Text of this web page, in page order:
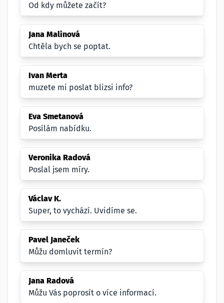
Od kdy můžete začít?
Jana Malinová
Chtěla bych se poptat.
Ivan Merta
muzete mi poslat blizsi info?
Eva Smetanová
Posílám nabídku.
Veronika Radová
Poslal jsem míry.
Václav K.
Super, to vychází. Uvidíme se.
Pavel Janeček
Můžu domluvit termín?
Jana Radová
Můžu Vás poprosít o více informací.